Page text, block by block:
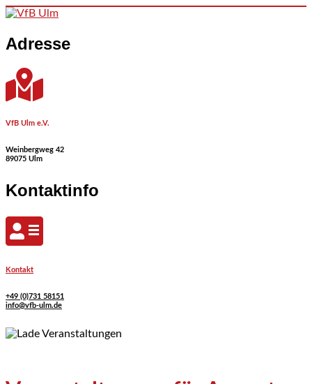
Skip to content
Adresse
VfB Ulm e.V.
Weinbergweg 42
89075 Ulm
Kontaktinfo
Kontakt
+49 (0)731 58151
info@vfb-ulm.de